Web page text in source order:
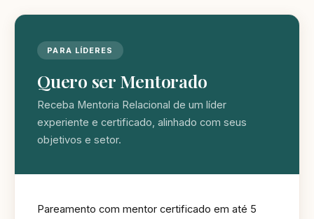
PARA LÍDERES
Quero ser Mentorado
Receba Mentoria Relacional de um líder
experiente e certificado, alinhado com seus
objetivos e setor.
Pareamento com mentor certificado em até 5